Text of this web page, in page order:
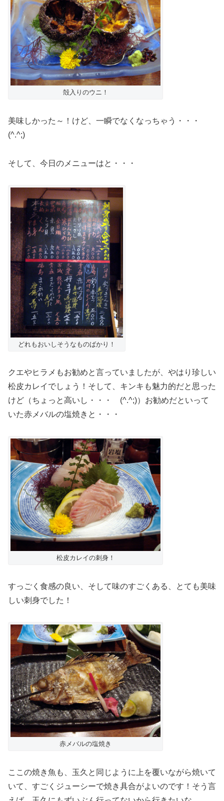
殻入りのウニ！
美味しかった～！けど、一瞬でなくなっちゃう・・・
(^.^;)
そして、今日のメニューはと・・・
どれもおいしそうなものばかり！
クエやヒラメもお勧めと言っていましたが、やはり珍しい
松皮カレイでしょう！そして、キンキも魅力的だと思った
けど（ちょっと高いし・・・ (^.^;)）お勧めだといって
いた赤メバルの塩焼きと・・・
松皮カレイの刺身！
すっごく食感の良い、そして味のすごくある、とても美味
しい刺身でした！
赤メバルの塩焼き
ここの焼き魚も、玉久と同じように上を覆いながら焼いて
いて、すごくジューシーで焼き具合がよいのです！そう言